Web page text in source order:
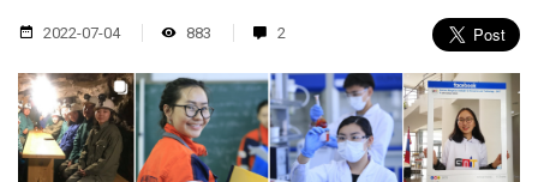
2022-07-04 883 2